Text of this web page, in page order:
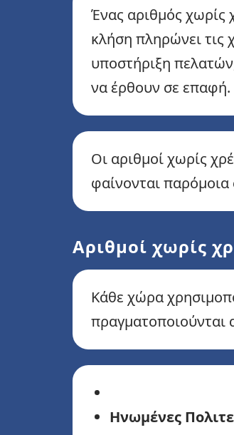
Ένας αριθμός χωρίς
κλήση πληρώνει τις
υποστήριξη
να έρθουν σε επαφή.
Οι αριθμοί χωρίς
φαίνονται
Αριθμοί χωρίς
Κάθε χώρα
πραγματοποιούνται
Ηνωμένες